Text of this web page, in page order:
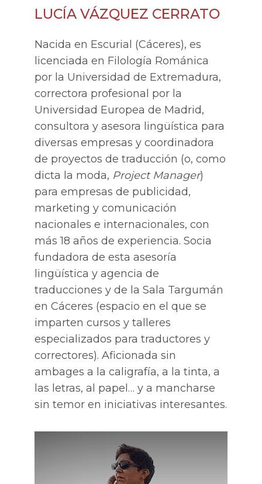
LUCÍA VÁZQUEZ CERRATO
Nacida en Escurial (Cáceres), es
licenciada en Filología Románica
por la Universidad de Extremadura,
correctora profesional por la
Universidad Europea de Madrid,
consultora y asesora lingüística para
diversas empresas y coordinadora
de proyectos de traducción (o, como
dicta la moda, Project Manager)
para empresas de publicidad,
marketing y comunicación
nacionales e internacionales, con
más 18 años de experiencia. Socia
fundadora de esta asesoría
lingüística y agencia de
traducciones y de la Sala Targumán
en Cáceres (espacio en el que se
imparten cursos y talleres
especializados para traductores y
correctores). Aficionada sin
ambages a la caligrafía, a la tinta, a
las letras, al papel… y a mancharse
sin temor en iniciativas interesantes.